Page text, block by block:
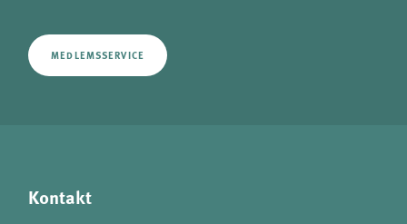
MEDLEMSSERVICE
Kontakt